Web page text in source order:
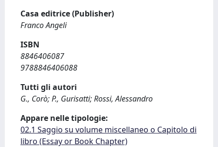
Casa editrice (Publisher)
Franco Angeli
ISBN
8846406087
9788846406088
Tutti gli autori
G., Corò; P., Gurisatti; Rossi, Alessandro
Appare nelle tipologie:
02.1 Saggio su volume miscellaneo o Capitolo di
libro (Essay or Book Chapter)